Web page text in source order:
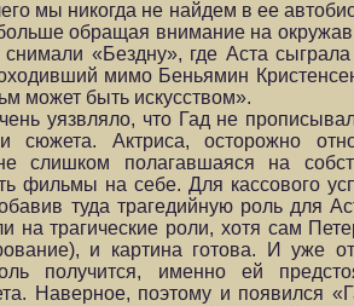
мы никогда не найдем в ее
обращая внимание на
«Бездну», где Аста
мимо Беньямин
может быть искусством».
уязвляло, что Гад не
сюжета. Актриса, осторожно
слишком полагавшаяся на
фильмы на себе. Для кассового
туда трагедийную роль для
на трагические роли, хотя сам
и картина готова. И уже
получится, именно ей
Наверное, поэтому и появился